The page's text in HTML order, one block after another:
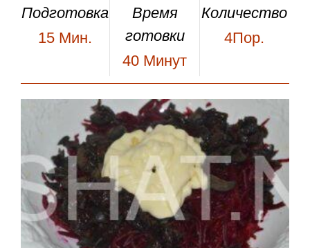
Подготовка
15 Мин.
Время
готовки
40 Минут
Количество
4Пор.